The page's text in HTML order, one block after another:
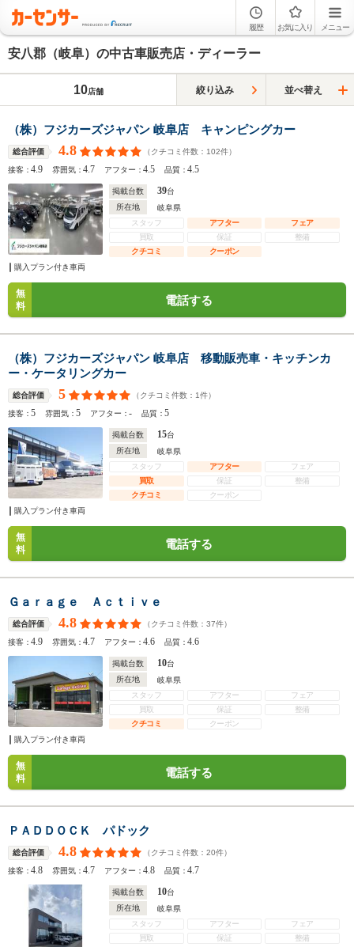
履歴 お気に入り メニュー
安八郡（岐阜）の中古車販売店・ディーラー
10店舗 絞り込み 並べ替え
（株）フジカーズジャパン 岐阜店 キャンピングカー
総合評価 4.8 （クチコミ件数： 102件）
接客：4.9 雰囲気：4.7 アフター：4.5 品質：4.5
掲載台数 39台
所在地
岐阜県
スタッフ
アフター
フェア
買取
保証
整備
クチコミ
クーポン
購入プラン付き車両
無
料
電話する
（株）フジカーズジャパン 岐阜店 移動販売車・キッチンカ
ー・ケータリングカー
総合評価 5 （クチコミ件数： 1件）
接客：5 雰囲気：5 アフター：- 品質：5
掲載台数 15台
所在地
岐阜県
スタッフ
アフター
フェア
買取
保証
整備
クチコミ
クーポン
購入プラン付き車両
無
料
電話する
Ｇａｒａｇｅ Ａｃｔｉｖｅ
総合評価 4.8 （クチコミ件数： 37件）
接客：4.9 雰囲気：4.7 アフター：4.6 品質：4.6
掲載台数 10台
所在地
岐阜県
スタッフ
アフター
フェア
買取
保証
整備
クチコミ
クーポン
購入プラン付き車両
無
料
電話する
ＰＡＤＤＯＣＫ パドック
総合評価 4.8 （クチコミ件数： 20件）
接客：4.8 雰囲気：4.7 アフター：4.8 品質：4.7
掲載台数 10台
所在地
岐阜県
スタッフ
アフター
フェア
買取
保証
整備